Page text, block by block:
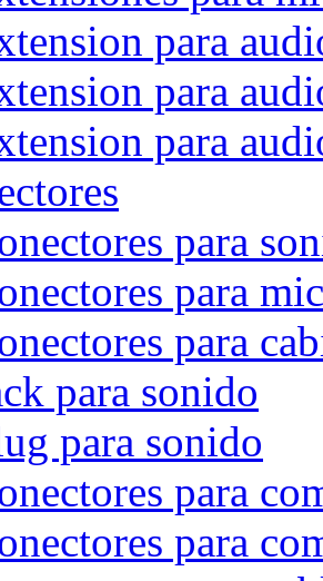
para
para
para
para
para
para
para sonido
para sonido
para
para